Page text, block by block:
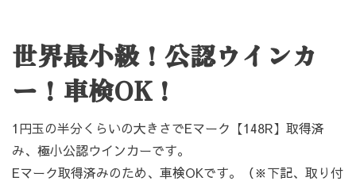
世界最小級！公認ウインカ
ー！車検OK！
1円玉の半分くらいの大きさでEマーク【148R】取得済
み、極小公認ウインカーです。
Eマーク取得済みのため、車検OKです。（※下記、取り付